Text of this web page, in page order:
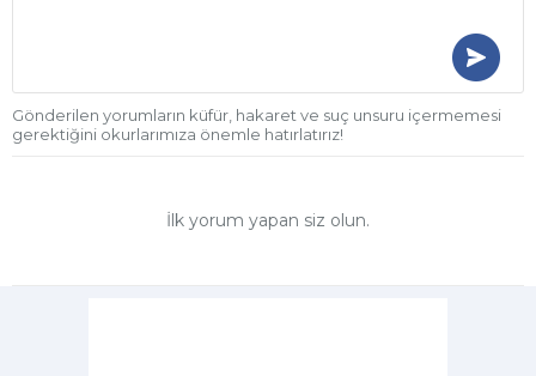
Gönderilen yorumların küfür, hakaret ve suç unsuru içermemesi
gerektiğini okurlarımıza önemle hatırlatırız!
İlk yorum yapan siz olun.